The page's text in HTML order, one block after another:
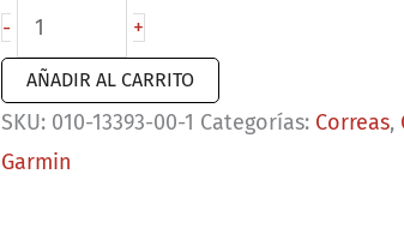
-
Correas
de
reloj
QuickFit®
26
+
AÑADIR AL CARRITO
SKU: 010-13393-00-1 Categorías: Correas,
Garmin